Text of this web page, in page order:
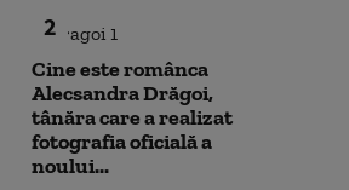
2
Cine este românca
Alecsandra Drăgoi,
tânăra care a realizat
fotografia oficială a
noului...